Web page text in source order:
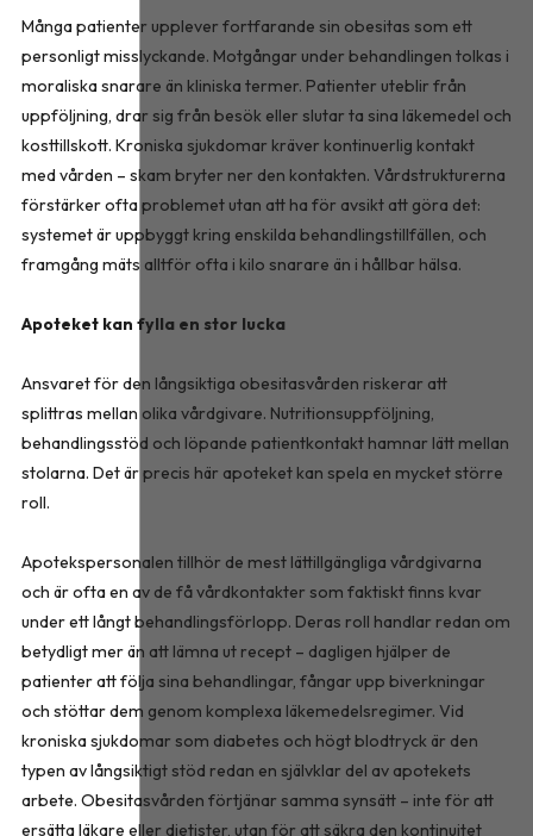
Många patienter upplever fortfarande sin obesitas som ett
personligt misslyckande. Motgångar under behandlingen tolkas i
moraliska snarare än kliniska termer. Patienter uteblir från
uppföljning, drar sig från besök eller slutar ta sina läkemedel och
kosttillskott. Kroniska sjukdomar kräver kontinuerlig kontakt
med vården – skam bryter ner den kontakten. Vårdstrukturerna
förstärker ofta problemet utan att ha för avsikt att göra det:
systemet är uppbyggt kring enskilda behandlingstillfällen, och
framgång mäts alltför ofta i kilo snarare än i hållbar hälsa.
Apoteket kan fylla en stor lucka
Ansvaret för den långsiktiga obesitasvården riskerar att
splittras mellan olika vårdgivare. Nutritionsuppföljning,
behandlingsstöd och löpande patientkontakt hamnar lätt mellan
stolarna. Det är precis här apoteket kan spela en mycket större
roll.
Apotekspersonalen tillhör de mest lättillgängliga vårdgivarna
och är ofta en av de få vårdkontakter som faktiskt finns kvar
under ett långt behandlingsförlopp. Deras roll handlar redan om
betydligt mer än att lämna ut recept – dagligen hjälper de
patienter att följa sina behandlingar, fångar upp biverkningar
och stöttar dem genom komplexa läkemedelsregimer. Vid
kroniska sjukdomar som diabetes och högt blodtryck är den
typen av långsiktigt stöd redan en självklar del av apotekets
arbete. Obesitasvården förtjänar samma synsätt – inte för att
ersätta läkare eller dietister, utan för att säkra den kontinuitet